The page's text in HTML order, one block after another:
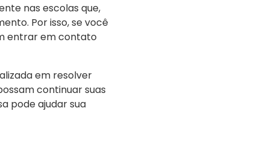
nas escolas que,
Por isso, se você
entrar em contato
em resolver
continuar suas
pode ajudar sua